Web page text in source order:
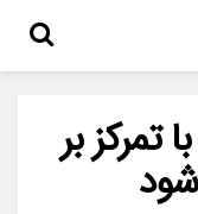
تمرکز بر